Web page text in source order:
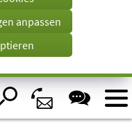
anpassen